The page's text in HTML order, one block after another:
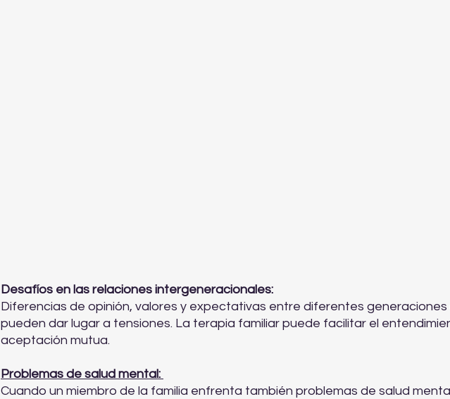
Desafíos en las relaciones intergeneracionales:
Diferencias de opinión, valores y expectativas entre diferentes generaciones
pueden dar lugar a tensiones. La terapia familiar puede facilitar el
aceptación mutua.
Problemas de salud mental:
Cuando un miembro de la familia enfrenta también problemas de salud